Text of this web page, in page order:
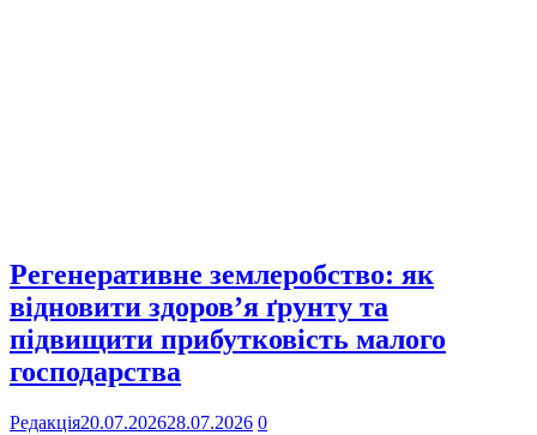
Регенеративне землеробство: як
відновити здоров’я ґрунту та
підвищити прибутковість малого
господарства
Редакція20.07.202628.07.2026 0